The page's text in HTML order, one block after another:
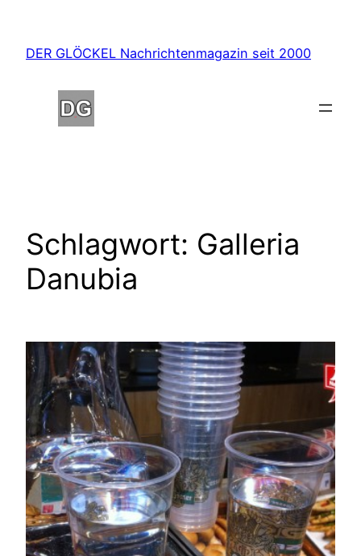
springen
DER GLÖCKEL Nachrichtenmagazin seit 2000
Schlagwort: Galleria
Danubia